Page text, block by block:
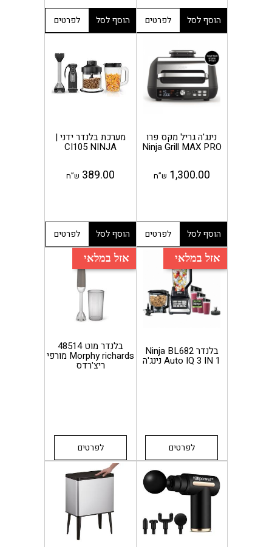
הוסף לסל לפרטים הוסף לסל לפרטים
נינג'ה גריל מקס פרו
Ninja Grill MAX PRO
1,300.00 ש”ח
הוסף לסל לפרטים
מערכת בלנדר ידני |
CI105 NINJA
389.00 ש”ח
הוסף לסל לפרטים
אזל במלאי
בלנדר Ninja BL682
Auto IQ 3 IN 1 נינג'ה
לפרטים
אזל במלאי
בלנדר מוט 48514
Morphy richards מורפי
ריצ'רדס
לפרטים